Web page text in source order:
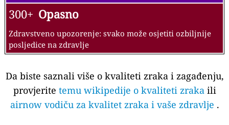
300+ Opasno
Zdravstveno upozorenje: svako može osjetiti ozbiljnije
posljedice na zdravlje
Da biste saznali više o kvaliteti zraka i zagađenju,
provjerite temu wikipedije o kvaliteti zrakaili
airnow vodiču za kvalitet zraka i vaše zdravlje .